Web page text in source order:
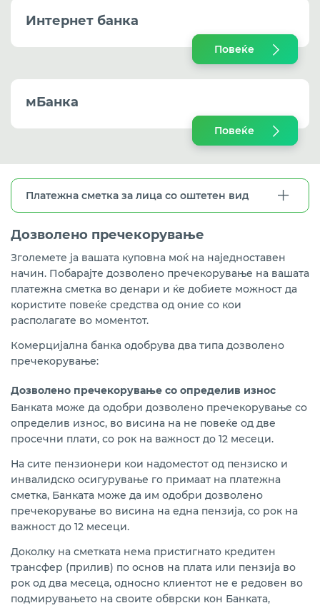
Интернет банка
Повеќе
мБанка
Повеќе
Платежна сметка за лица со оштетен вид
Дозволено пречекорување
Зголемете ја вашата куповна моќ на наједноставен
начин. Побарајте дозволено пречекорување на вашата
платежна сметка во денари и ќе добиете можност да
користите повеќе средства од оние со кои
располагате во моментот.
Комерцијална банка одобрува два типа дозволено
пречекорување:
Дозволено пречекорување со определив износ
Банката може да одобри дозволено пречекорување со
определив износ, во висина на не повеќе од две
просечни плати, со рок на важност до 12 месеци.
На сите пензионери кои надоместот од пензиско и
инвалидско осигурување го примаат на платежна
сметка, Банката може да им одобри дозволено
пречекорување во висина на една пензија, со рок на
важност до 12 месеци.
Доколку на сметката нема пристигнато кредитен
трансфер (прилив) по основ на плата или пензија во
рок од два месеца, односно клиентот не е редовен во
подмирувањето на своите обврски кон Банката,